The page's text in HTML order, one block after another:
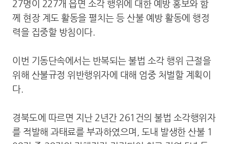
27명이 227개 읍면 소각 행위에 대한 예방 홍보와 함
께 현장 계도 활동을 펼치는 등 산불 예방 활동에 행정
력을 집중할 방침이다.
이번 기동단속에서는 반복되는 불법 소각 행위 근절을
위해 산불규정 위반행위자에 대해 엄중 처벌할 계획이
다.
경북도에 따르면 지난 2년간 261건의 불법 소각행위자
를 적발해 과태료를 부과하였으며, 도내 발생한 산불 1